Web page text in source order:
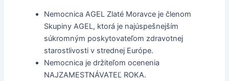
Nemocnica AGEL Zlaté Moravce je členom
Skupiny AGEL, ktorá je najúspešnejším
súkromným poskytovateľom zdravotnej
starostlivosti v strednej Európe.
Nemocnica je držiteľom ocenenia
NAJZAMESTNÁVATEĽ ROKA.